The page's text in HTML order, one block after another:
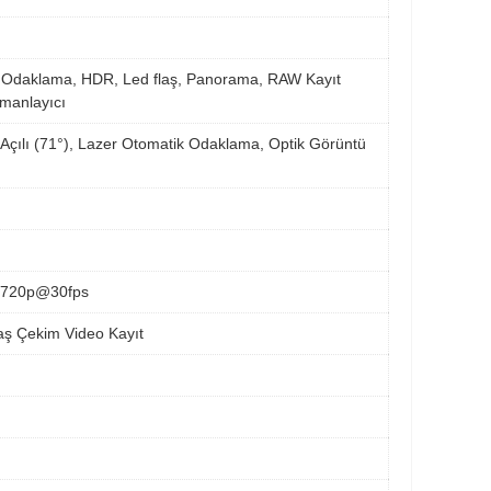
HDR, Led flaş, Panorama, RAW Kayıt
(71°), Lazer Otomatik Odaklama, Optik Görüntü
Çekim Video Kayıt